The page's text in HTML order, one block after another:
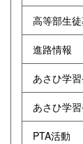
高等部生
進路情報
あさひ学
あさひ学
PTA活動